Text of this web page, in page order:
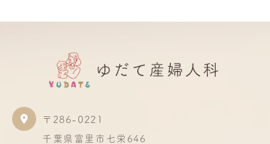
〒286-0221
千葉県富里市七栄646